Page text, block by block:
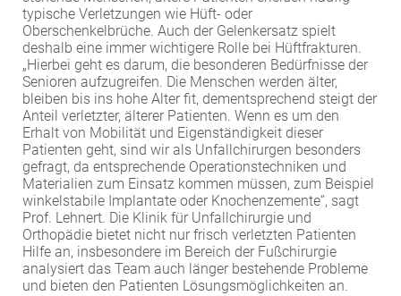
typische Verletzungen wie Hüft- oder
Oberschenkelbrüche. Auch der Gelenkersatz spielt
deshalb eine immer wichtigere Rolle bei Hüftfrakturen.
„Hierbei geht es darum, die besonderen Bedürfnisse der
Senioren aufzugreifen. Die Menschen werden älter,
bleiben bis ins hohe Alter fit, dementsprechend steigt der
Anteil verletzter, älterer Patienten. Wenn es um den
Erhalt von Mobilität und Eigenständigkeit dieser
Patienten geht, sind wir als Unfallchirurgen besonders
gefragt, da entsprechende Operationstechniken und
Materialien zum Einsatz kommen müssen, zum Beispiel
winkelstabile Implantate oder Knochenzemente“, sagt
Prof. Lehnert. Die Klinik für Unfallchirurgie und
Orthopädie bietet nicht nur frisch verletzten Patienten
Hilfe an, insbesondere im Bereich der Fußchirurgie
analysiert das Team auch länger bestehende Probleme
und bieten den Patienten Lösungsmöglichkeiten an.